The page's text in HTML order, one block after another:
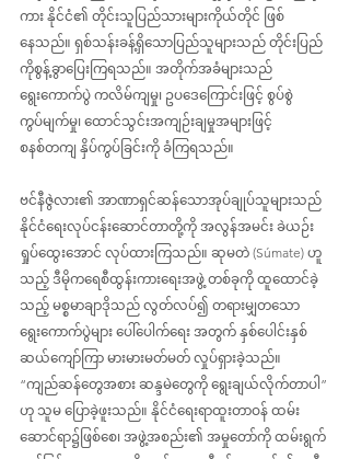
ကား နိုင်ငံ၏ တိုင်းသူပြည်သားများကိုယ်တိုင် ဖြစ်
နေသည်။ ရှစ်သန်းခန့်ရှိသောပြည်သူများသည် တိုင်းပြည်
ကိုစွန့်ခွာပြေးကြရသည်။ အတိုက်အခံများသည်
ရွေးကောက်ပွဲ ကလိမ်ကျမှု၊ ဥပဒေကြောင်းဖြင့် စွပ်စွဲ
ကွပ်မျက်မှု၊ ထောင်သွင်းအကျဉ်းချမှုအများဖြင့်
စနစ်တကျ နှိပ်ကွပ်ခြင်းကို ခံကြရသည်။
ဗင်နီဇွဲလား၏ အာဏာရှင်ဆန်သောအုပ်ချုပ်သူများသည်
နိုင်ငံရေးလုပ်ငန်းဆောင်တာတို့ကို အလွန်အမင်း ခဲယဉ်း
ရှုပ်ထွေးအောင် လုပ်ထားကြသည်။ ဆုမတဲ (Súmate) ဟူ
သည့် ဒီမိုကရေစီထွန်းကား‌ရေးအဖွဲ့ တစ်ခုကို ထူထောင်ခဲ့
သည့် မစ္စမာချာဒိုသည် လွတ်လပ်၍ တရားမျှတသော
ရွေးကောက်ပွဲများ ပေါ်ပေါက်ရေး အတွက် နှစ်ပေါင်းနှစ်
ဆယ်ကျော်ကြာ မားမားမတ်မတ် လှုပ်ရှားခဲ့သည်။
“ကျည်ဆန်တွေအစား ဆန္ဒမဲတွေကို ရွေးချယ်လိုက်တာပါ”
ဟု သူမ ပြောခဲ့ဖူးသည်။ နိုင်ငံရေးရာထူးတာဝန် ထမ်း
ဆောင်ရာ၌ဖြစ်စေ၊ အဖွဲ့အစည်း၏ အမှုတော်ကို ထမ်းရွက်